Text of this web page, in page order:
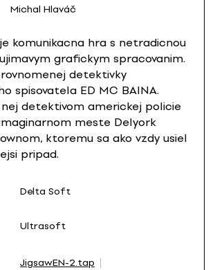
Michal Hlaváč
je komunikacna hra s netradicnou
grafickym spracovanim.
detektivky
spisovatela ED MC BAINA.
detektivom americkej policie
meste Delyork
ktoremu sa ako vzdy usiel
pripad.
Delta Soft
Ultrasoft
JigsawEN-2.tap